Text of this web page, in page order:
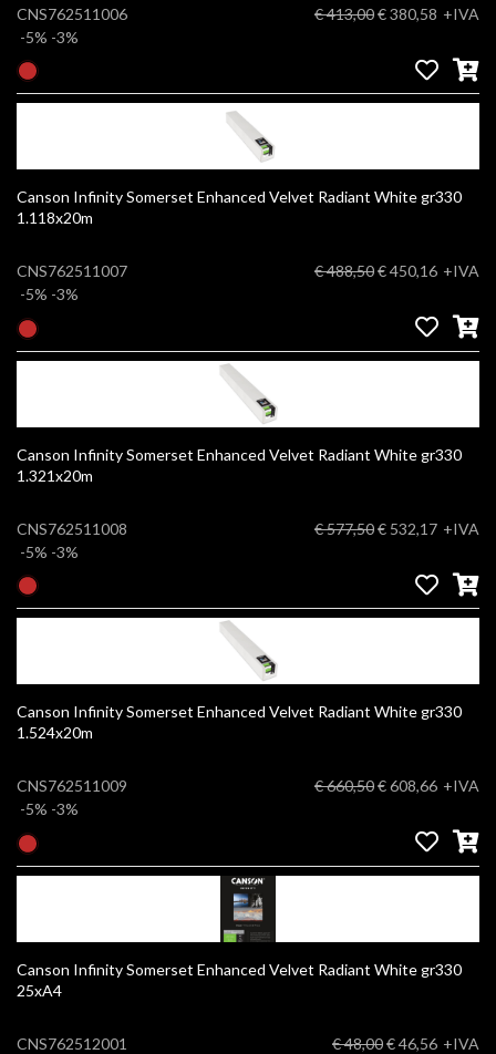
CNS762511006
-5% -3%
€ 413,00€ 380,58 +IVA
Canson Infinity Somerset Enhanced Velvet Radiant White gr330
1.118x20m
CNS762511007
-5% -3%
€ 488,50€ 450,16 +IVA
Canson Infinity Somerset Enhanced Velvet Radiant White gr330
1.321x20m
CNS762511008
-5% -3%
€ 577,50€ 532,17 +IVA
Canson Infinity Somerset Enhanced Velvet Radiant White gr330
1.524x20m
CNS762511009
-5% -3%
€ 660,50€ 608,66 +IVA
Canson Infinity Somerset Enhanced Velvet Radiant White gr330
25xA4
CNS762512001 € 48,00€ 46,56 +IVA